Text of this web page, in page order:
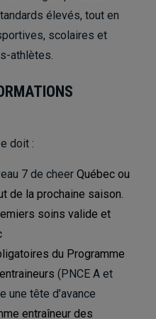
élevés, tout en
scolaires et
athlètes.
doit :
7 de cheer Québec ou
de la prochaine saison.
soins valide et
du Programme
(PNCE A et
une tête d’avance
entraîneur des